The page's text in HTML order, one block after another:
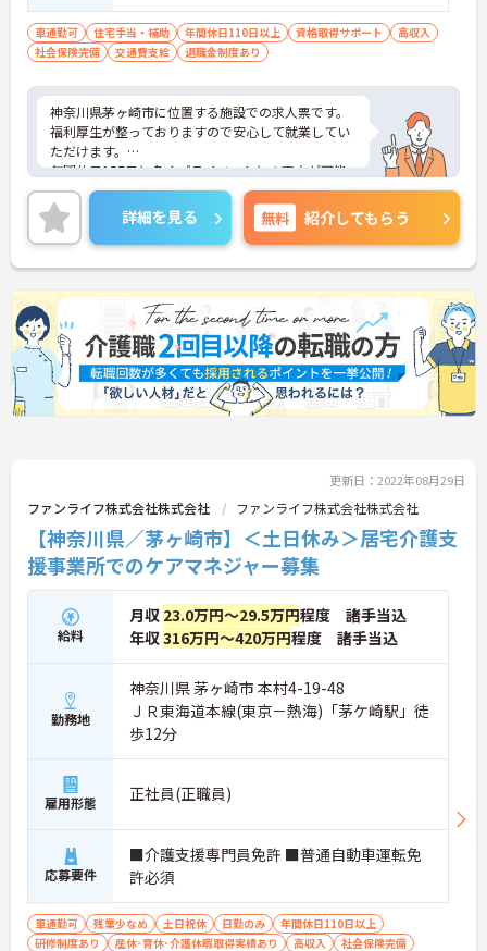
車通勤可 住宅手当・補助 年間休日110日以上 資格取得サポート
高収入
社会保険完備
交通費支給 退職金制度あり
神奈川県茅ヶ崎市に位置する施設での求人票です。
福利厚生が整っておりますので安心して就業してい
ただけます。
年間休日157日と多くプライベートとの両立が可能
です。
ご興味のある方はお気軽にお問い合わせ下さい。
詳細を見る 無料 紹介してもらう
更新日：2022年08月29日
ファンライフ株式会社株式会社 ファンライフ株式会社株式会社
【神奈川県／茅ヶ崎市】＜土日休み＞居宅介護支
援事業所でのケアマネジャー募集
給料
月収 23.0万円～29.5万円程度 諸手当込
年収316万円～420万円程度 諸手当込
勤務地
神奈川県 茅ヶ崎市 本村4-19-48
ＪＲ東海道本線(東京－熱海)「茅ケ崎駅」徒
歩12分
雇用形態 正社員(正職員)
応募要件
■介護支援専門員免許 ■普通自動車運転免
許必須
車通勤可 残業少なめ 土日祝休 日勤のみ
年間休日110日以上
研修制度あり
産休･育休･介護休暇取得実績あり 高収入
社会保険完備